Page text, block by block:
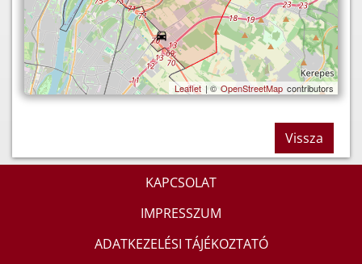
Leaflet | © OpenStreetMap contributors
Vissza
KAPCSOLAT
IMPRESSZUM
ADATKEZELÉSI TÁJÉKOZTATÓ